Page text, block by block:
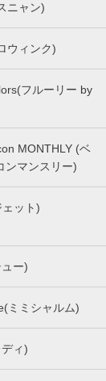
ニャン)
ウィンク)
フルーリー by
MONTHLY (ベ
ンマンスリー)
ット)
ー)
ミミシャルム)
ィ)